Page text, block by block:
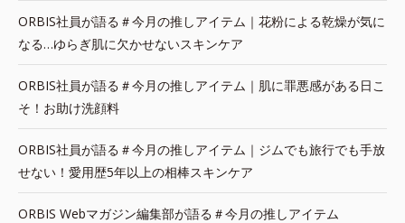
ORBIS社員が語る＃今月の推しアイテム｜花粉による乾燥が気に
なる…ゆらぎ肌に欠かせないスキンケア
ORBIS社員が語る＃今月の推しアイテム｜肌に罪悪感がある日こ
そ！お助け洗顔料
ORBIS社員が語る＃今月の推しアイテム｜ジムでも旅行でも手放
せない！愛用歴5年以上の相棒スキンケア
ORBIS Webマガジン編集部が語る＃今月の推しアイテム